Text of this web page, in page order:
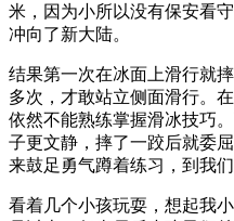
米，因为小所以没有保安看
冲向了新大陆。
结果第一次在冰面上滑行就
多次，才敢站立侧面滑行。
依然不能熟练掌握滑冰技巧
子更文静，摔了一跤后就委
来鼓足勇气蹲着练习，到我
看着几个小孩玩耍，想起我